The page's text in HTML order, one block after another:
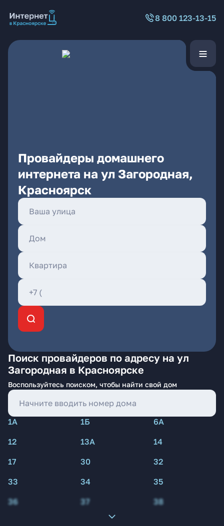
8 800 123-13-15
Провайдеры домашнего
интернета на ул Загородная,
Красноярск
Поиск провайдеров по адресу на ул
Загородная в Красноярске
Воспользуйтесь поиском, чтобы найти свой дом
1А 1Б
6А
12
13А
14
17
30
32
33
34
35
36
37 38